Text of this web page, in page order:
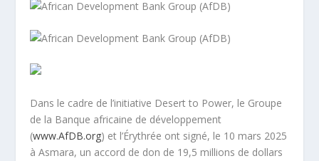
Dans le cadre de l’initiative Desert to Power, le Groupe
de la Banque africaine de développement
(www.AfDB.org) et l’Érythrée ont signé, le 10 mars 2025
à Asmara, un accord de don de 19,5 millions de dollars